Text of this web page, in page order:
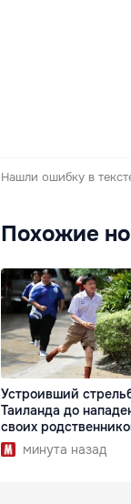
Нашли ошибку в
Похожие
Устроивший
Таиланда до
своих
минута назад